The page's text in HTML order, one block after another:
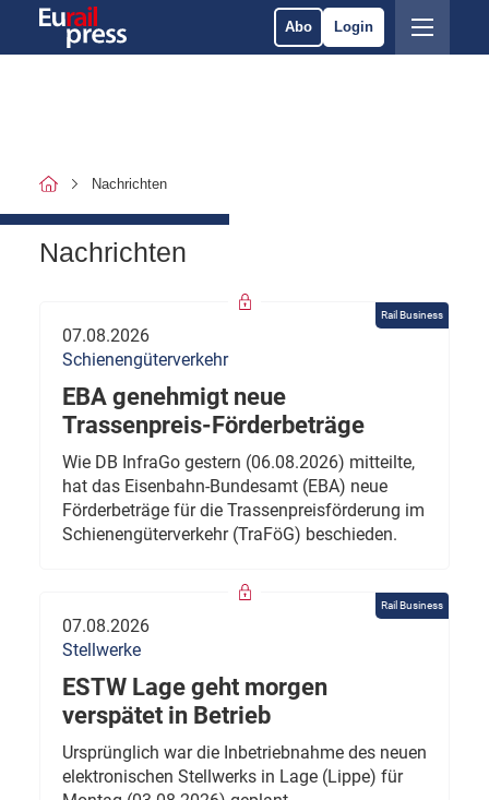
Abo Login
Nachrichten
Nachrichten
Rail Business
07.08.2026
Schienengüterverkehr
EBA genehmigt neue
Trassenpreis-Förderbeträge
Wie DB InfraGo gestern (06.08.2026) mitteilte,
hat das Eisenbahn-Bundesamt (EBA) neue
Förderbeträge für die Trassenpreisförderung im
Schienengüterverkehr (TraFöG) beschieden.
Rail Business
07.08.2026
Stellwerke
ESTW Lage geht morgen
verspätet in Betrieb
Ursprünglich war die Inbetriebnahme des neuen
elektronischen Stellwerks in Lage (Lippe) für